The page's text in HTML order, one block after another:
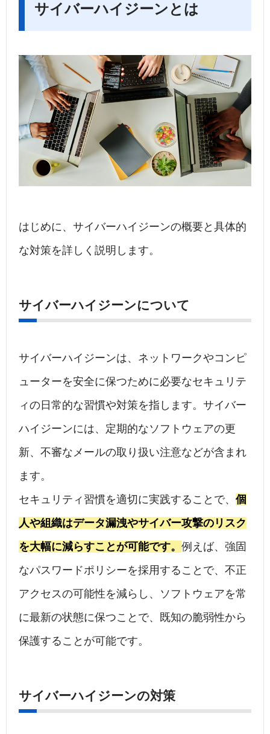
サイバーハイジーンとは
はじめに、サイバーハイジーンの概要と具体的
な対策を詳しく説明します。
サイバーハイジーンについて
サイバーハイジーンは、ネットワークやコンピ
ューターを安全に保つために必要なセキュリテ
ィの日常的な習慣や対策を指します。サイバー
ハイジーンには、定期的なソフトウェアの更
新、不審なメールの取り扱い注意などが含まれ
ます。
セキュリティ習慣を適切に実践することで、 個
人や組織はデータ漏洩やサイバー攻撃のリスク
を大幅に減らすことが可能です。 例えば、強固
なパスワードポリシーを採用することで、不正
アクセスの可能性を減らし、ソフトウェアを常
に最新の状態に保つことで、既知の脆弱性から
保護することが可能です。
サイバーハイジーンの対策